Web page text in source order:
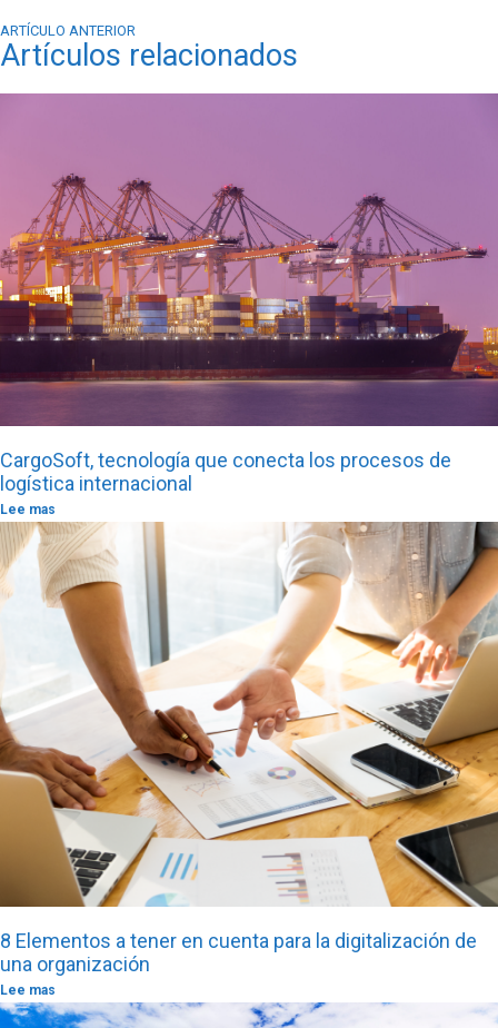
ARTÍCULO ANTERIOR
Artículos relacionados
CargoSoft, tecnología que conecta los procesos de
logística internacional
Lee mas
8 Elementos a tener en cuenta para la digitalización de
una organización
Lee mas